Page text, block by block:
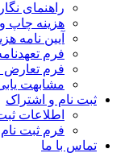
راهنمای
هزینه چاپ
آیین نامه
فرم
فرم تعارض
مشابهت
ثبت نام و اشتراک
اطلاعات
فرم ثبت نام
تماس با ما